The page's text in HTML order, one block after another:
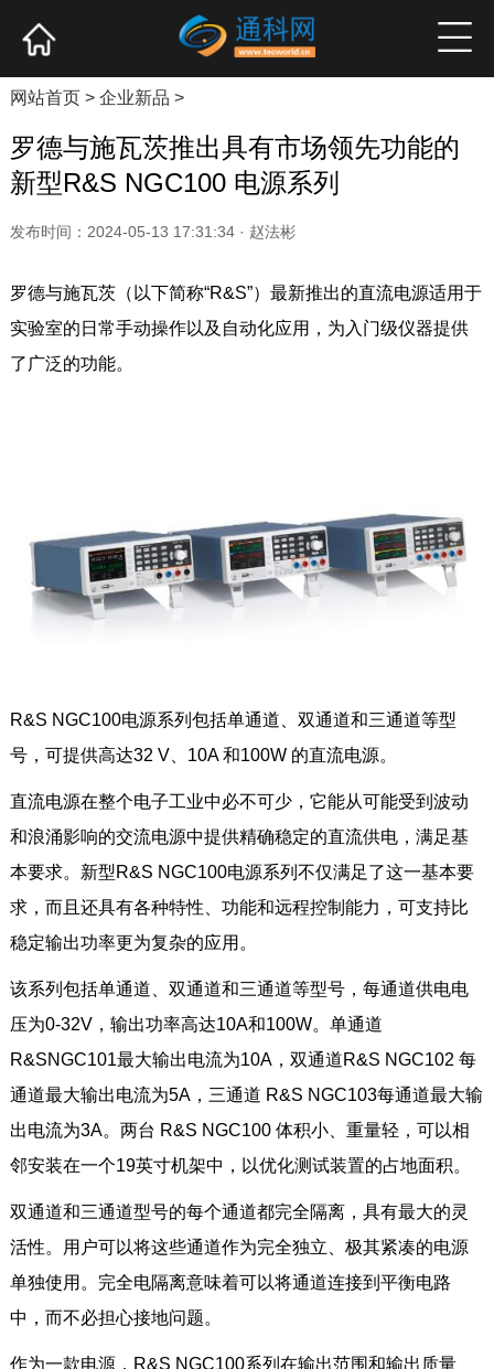
产业资讯 企业新品 高端访谈
网站首页> 企业新品 >
罗德与施瓦茨推出具有市场领先功能的
新型R&S NGC100 电源系列
发布时间：2024-05-13 17:31:34 · 赵法彬
罗德与施瓦茨（以下简称“R&S”）最新推出的直流电源适用于
实验室的日常手动操作以及自动化应用，为入门级仪器提供
了广泛的功能。
R&S NGC100电源系列包括单通道、双通道和三通道等型
号，可提供高达32 V、10A 和100W 的直流电源。
直流电源在整个电子工业中必不可少，它能从可能受到波动
和浪涌影响的交流电源中提供精确稳定的直流供电，满足基
本要求。新型R&S NGC100电源系列不仅满足了这一基本要
求，而且还具有各种特性、功能和远程控制能力，可支持比
稳定输出功率更为复杂的应用。
该系列包括单通道、双通道和三通道等型号，每通道供电电
压为0-32V，输出功率高达10A和100W。单通道
R&SNGC101最大输出电流为10A，双通道R&S NGC102 每
通道最大输出电流为5A，三通道 R&S NGC103每通道最大输
出电流为3A。两台 R&S NGC100 体积小、重量轻，可以相
邻安装在一个19英寸机架中，以优化测试装置的占地面积。
双通道和三通道型号的每个通道都完全隔离，具有最大的灵
活性。用户可以将这些通道作为完全独立、极其紧凑的电源
单独使用。完全电隔离意味着可以将通道连接到平衡电路
中，而不必担心接地问题。
作为一款电源，R&S NGC100系列在输出范围和输出质量